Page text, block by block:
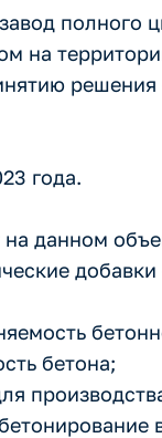
на
года.
данном
бетона;